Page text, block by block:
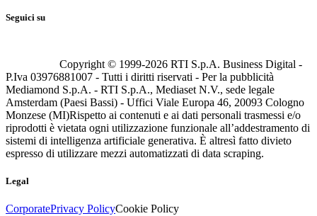
Seguici su
Copyright © 1999-2026 RTI S.p.A. Business Digital -
P.Iva 03976881007 - Tutti i diritti riservati - Per la pubblicità
Mediamond S.p.A. - RTI S.p.A., Mediaset N.V., sede legale
Amsterdam (Paesi Bassi) - Uffici Viale Europa 46, 20093 Cologno
Monzese (MI)Rispetto ai contenuti e ai dati personali trasmessi e/o
riprodotti è vietata ogni utilizzazione funzionale all’addestramento di
sistemi di intelligenza artificiale generativa. È altresì fatto divieto
espresso di utilizzare mezzi automatizzati di data scraping.
Legal
CorporatePrivacy PolicyCookie Policy